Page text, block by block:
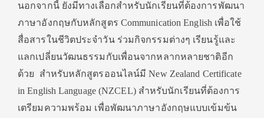
นอกจากนี้ ยังมีทางเลือกสำหรับนักเรียนที่ต้องการพัฒนา
ภาษาอังกฤษกับหลักสูตร Communication English เพื่อใช้
สื่อสารในชีวิตประจำวัน ร่วมกิจกรรมต่างๆ เรียนรู้และ
แลกเปลี่ยนวัฒนธรรมกับเพื่อนจากหลากหลายชาติอีก
ด้วย สำหรับหลักสูตรออนไลน์มี New Zealand Certificate
in English Language (NZCEL) สำหรับนักเรียนที่ต้องการ
เตรียมความพร้อม เพื่อพัฒนาภาษาอังกฤษแบบเข้มข้น